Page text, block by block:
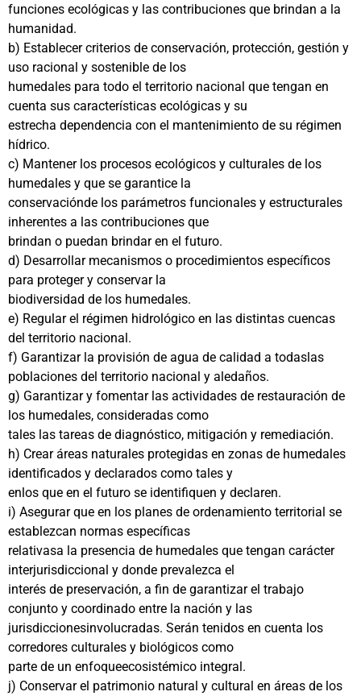
funciones ecológicas y las contribuciones que brindan a la
humanidad.
b) Establecer criterios de conservación, protección, gestión y
uso racional y sostenible de los
humedales para todo el territorio nacional que tengan en
cuenta sus características ecológicas y su
estrecha dependencia con el mantenimiento de su régimen
hídrico.
c) Mantener los procesos ecológicos y culturales de los
humedales y que se garantice la
conservaciónde los parámetros funcionales y estructurales
inherentes a las contribuciones que
brindan o puedan brindar en el futuro.
d) Desarrollar mecanismos o procedimientos específicos
para proteger y conservar la
biodiversidad de los humedales.
e) Regular el régimen hidrológico en las distintas cuencas
del territorio nacional.
f) Garantizar la provisión de agua de calidad a todaslas
poblaciones del territorio nacional y aledaños.
g) Garantizar y fomentar las actividades de restauración de
los humedales, consideradas como
tales las tareas de diagnóstico, mitigación y remediación.
h) Crear áreas naturales protegidas en zonas de humedales
identificados y declarados como tales y
enlos que en el futuro se identifiquen y declaren.
i) Asegurar que en los planes de ordenamiento territorial se
establezcan normas específicas
relativasa la presencia de humedales que tengan carácter
interjurisdiccional y donde prevalezca el
interés de preservación, a fin de garantizar el trabajo
conjunto y coordinado entre la nación y las
jurisdiccionesinvolucradas. Serán tenidos en cuenta los
corredores culturales y biológicos como
parte de un enfoqueecosistémico integral.
j) Conservar el patrimonio natural y cultural en áreas de los